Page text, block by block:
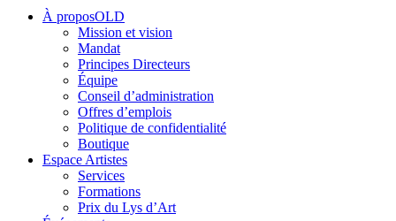
À proposOLD
Mission et vision
Mandat
Principes Directeurs
Équipe
Conseil d’administration
Offres d’emplois
Politique de confidentialité
Boutique
Espace Artistes
Services
Formations
Prix du Lys d’Art